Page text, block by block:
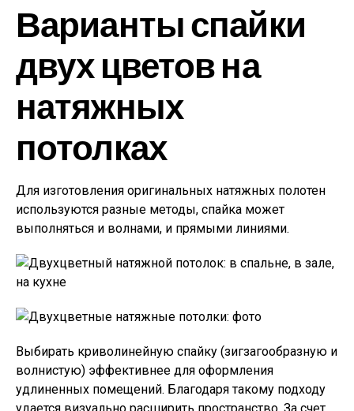
Варианты спайки
двух цветов на
натяжных
потолках
Для изготовления оригинальных натяжных полотен
используются разные методы, спайка может
выполняться и волнами, и прямыми линиями.
Выбирать криволинейную спайку (зигзагообразную и
волнистую) эффективнее для оформления
удлиненных помещений. Благодаря такому подходу